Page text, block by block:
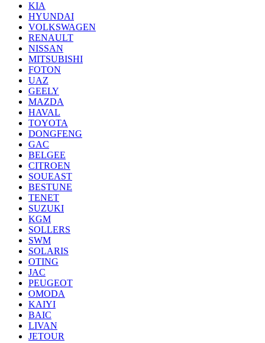
KIA
HYUNDAI
VOLKSWAGEN
RENAULT
NISSAN
MITSUBISHI
FOTON
UAZ
GEELY
MAZDA
HAVAL
TOYOTA
DONGFENG
GAC
BELGEE
CITROEN
SOUEAST
BESTUNE
TENET
SUZUKI
KGM
SOLLERS
SWM
SOLARIS
OTING
JAC
PEUGEOT
OMODA
KAIYI
BAIC
LIVAN
JETOUR